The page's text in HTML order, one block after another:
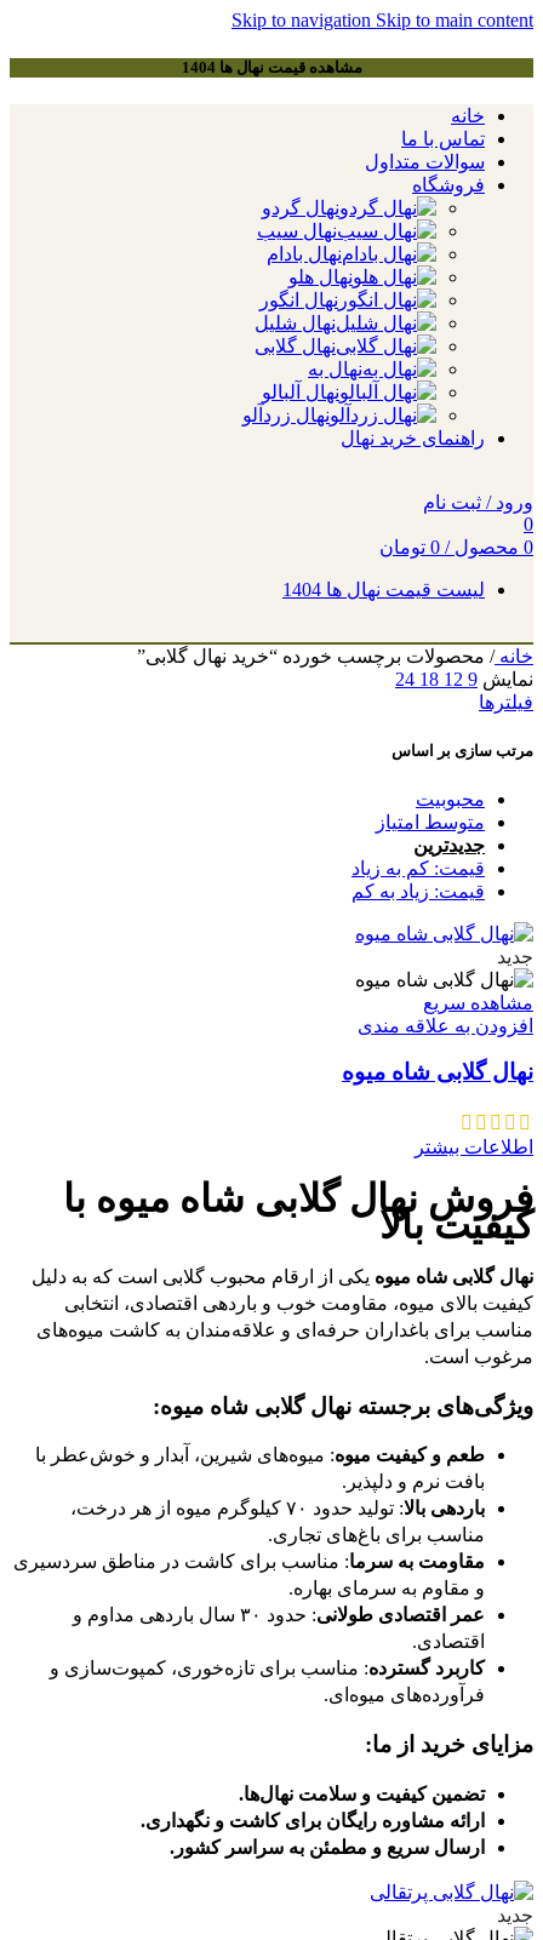
Skip to navigation Skip to main content
مشاهده قیمت نهال ها 1404
خانه
تماس با ما
سوالات متداول
فروشگاه
نهال گردو
نهال سیب
نهال بادام
نهال هلو
نهال انگور
نهال شلیل
نهال گلابی
نهال به
نهال آلبالو
نهال زردآلو
راهنمای خرید نهال
ورود / ثبت نام
0
0 محصول /
0 تومان
لیست قیمت نهال ها 1404
خانه/ محصولات برچسب خورده “خرید نهال گلابی”
نمایش 9
12
18
24
فیلترها
مرتب سازی بر اساس
محبوبیت
متوسط امتیاز
جدیدترین
قیمت: کم به زیاد
قیمت: زیاد به کم
جدید
مشاهده سریع
افزودن به علاقه مندی
نهال گلابی شاه میوه
اطلاعات بیشتر
فروش نهال گلابی شاه میوه با
کیفیت بالا
نهال گلابی شاه میوه یکی از ارقام محبوب گلابی است که به دلیل
کیفیت بالای میوه، مقاومت خوب و باردهی اقتصادی، انتخابی
مناسب برای باغداران حرفه‌ای و علاقه‌مندان به کاشت میوه‌های
مرغوب است.
ویژگی‌های برجسته نهال گلابی شاه میوه:
طعم و کیفیت میوه: میوه‌های شیرین، آبدار و خوش‌عطر با
بافت نرم و دلپذیر.
باردهی بالا
: تولید حدود ۷۰ کیلوگرم میوه از هر درخت،
مناسب برای باغ‌های تجاری.
مقاومت به سرما: مناسب برای کاشت در مناطق سردسیری
و مقاوم به سرمای بهاره.
عمر اقتصادی طولانی
: حدود ۳۰ سال باردهی مداوم و
اقتصادی.
کاربرد گسترده: مناسب برای تازه‌خوری، کمپوت‌سازی و
فرآورده‌های میوه‌ای.
مزایای خرید از ما:
تضمین کیفیت و سلامت نهال‌ها.
ارائه مشاوره رایگان برای کاشت و نگهداری.
ارسال سریع و مطمئن به سراسر کشور.
جدید